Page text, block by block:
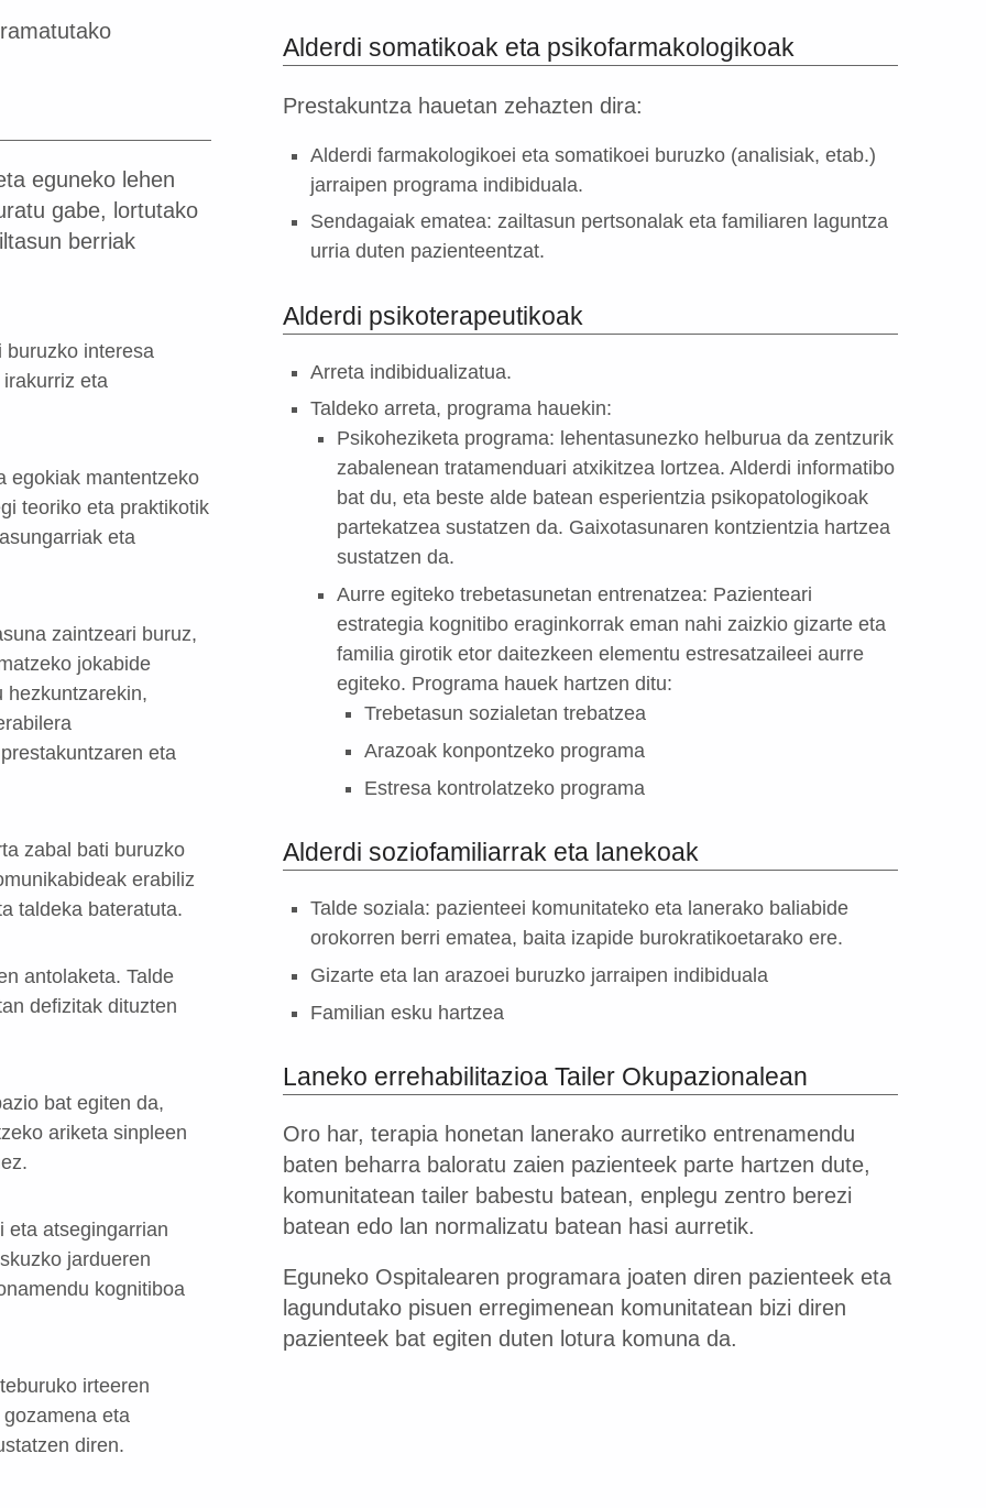
eguneko lehen
gabe, lortutako
berriak
buruzko interesa
eta
egokiak mantentzeko
teoriko eta praktikotik
eta
zaintzeari buruz,
jokabide
hezkuntzarekin,
eta
zabal bati buruzko
erabiliz
taldeka bateratuta.
antolaketa. Talde
defizitak dituzten
bat egiten da,
ariketa sinpleen
eta atsegingarrian
jardueren
kognitiboa
irteeren
eta
diren.
Alderdi somatikoak eta psikofarmakologikoak
Prestakuntza hauetan zehazten dira:
Alderdi farmakologikoei eta somatikoei buruzko (analisiak, etab.)
jarraipen programa indibiduala.
Sendagaiak ematea: zailtasun pertsonalak eta familiaren laguntza
urria duten pazienteentzat.
Alderdi psikoterapeutikoak
Arreta indibidualizatua.
Taldeko arreta, programa hauekin:
Psikoheziketa programa: lehentasunezko helburua da zentzurik
zabalenean tratamenduari atxikitzea lortzea. Alderdi informatibo
bat du, eta beste alde batean esperientzia psikopatologikoak
partekatzea sustatzen da. Gaixotasunaren kontzientzia hartzea
sustatzen da.
Aurre egiteko trebetasunetan entrenatzea: Pazienteari
estrategia kognitibo eraginkorrak eman nahi zaizkio gizarte eta
familia girotik etor daitezkeen elementu estresatzaileei aurre
egiteko. Programa hauek hartzen ditu:
Trebetasun sozialetan trebatzea
Arazoak konpontzeko programa
Estresa kontrolatzeko programa
Alderdi soziofamiliarrak eta lanekoak
Talde soziala: pazienteei komunitateko eta lanerako baliabide
orokorren berri ematea, baita izapide burokratikoetarako ere.
Gizarte eta lan arazoei buruzko jarraipen indibiduala
Familian esku hartzea
Laneko errehabilitazioa Tailer Okupazionalean
Oro har, terapia honetan lanerako aurretiko entrenamendu
baten beharra baloratu zaien pazienteek parte hartzen dute,
komunitatean tailer babestu batean, enplegu zentro berezi
batean edo lan normalizatu batean hasi aurretik.
Eguneko Ospitalearen programara joaten diren pazienteek eta
lagundutako pisuen erregimenean komunitatean bizi diren
pazienteek bat egiten duten lotura komuna da.